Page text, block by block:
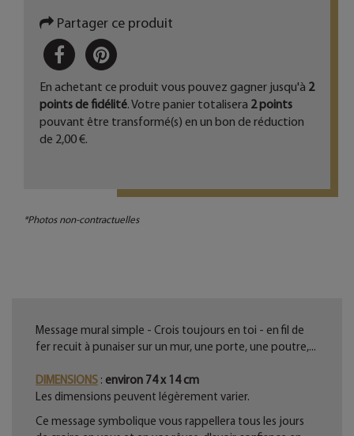
Partager ce produit
PARTAGERPINTEREST
En achetant ce produit vous pouvez gagner jusqu'à 2
points de fidélité. Votre panier totalisera 2points
pouvant être transformé(s) en un bon de réduction
de 2,00 €.
*Photos non-contractuelles
Message mural simple - Crois toujours en toi - en fil de
fer recuit à punaiser sur un mur, une porte, une poutre,...
DIMENSIONS : environ 74 x 14 cm
Les dimensions peuvent légèrement varier.
Ce message symbolique vous rappellera tous les jours